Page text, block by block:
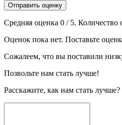
Отправить оценку
Средняя оценка 0 / 5. Количество
Оценок пока нет. Поставьте
Сожалеем, что вы поставили
Позвольте нам стать лучше!
Расскажите, как нам стать лучше?